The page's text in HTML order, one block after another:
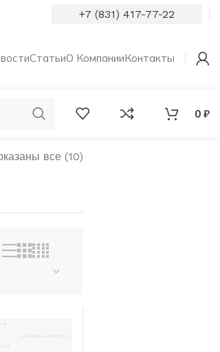
+7 (831) 417-77-22
СтатьиО КомпанииКонтакты
0 ₽
все (10)